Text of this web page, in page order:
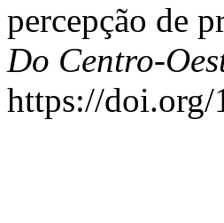
percepção de
Do Centro-
https://doi.org/